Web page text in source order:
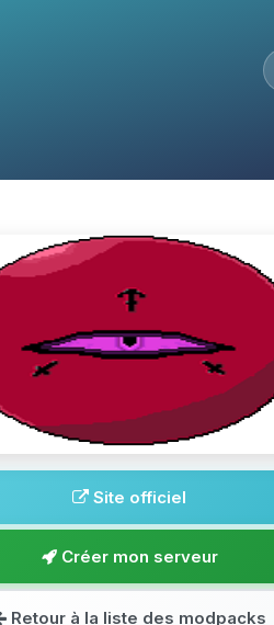
Site officiel
Créer mon serveur
Retour à la liste des modpacks